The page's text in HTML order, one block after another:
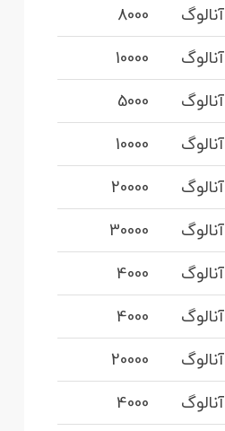
آنالوگ
8000
آنالوگ
10000
آنالوگ
5000
آنالوگ
10000
آنالوگ
20000
آنالوگ
30000
آنالوگ
4000
آنالوگ
4000
آنالوگ
20000
آنالوگ
4000